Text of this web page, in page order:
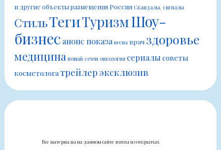
и другие объекты размещенияРоссия Скандалы, сигналы
СтильТегиТуризмШоу-
бизнес анонс показа весна врач здоровье
медицина новый сезон онкология сериалы советы
косметологатрейлер эксклюзив
Все материалы на данном сайте взяты из открытых